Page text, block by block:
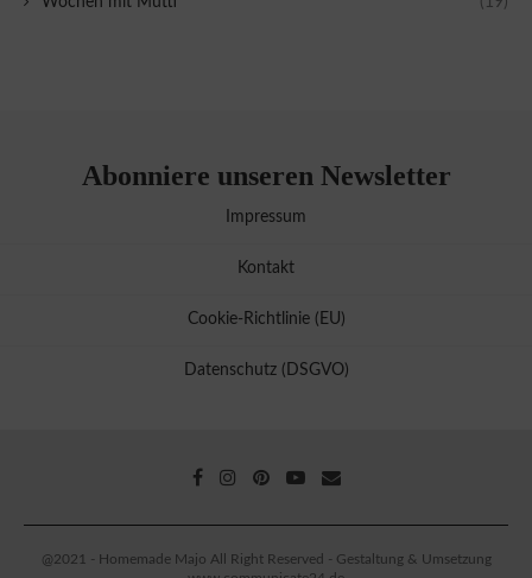
Abonniere unseren Newsletter
Impressum
Kontakt
Cookie-Richtlinie (EU)
Datenschutz (DSGVO)
@2021 - Homemade Majo All Right Reserved - Gestaltung & Umsetzung